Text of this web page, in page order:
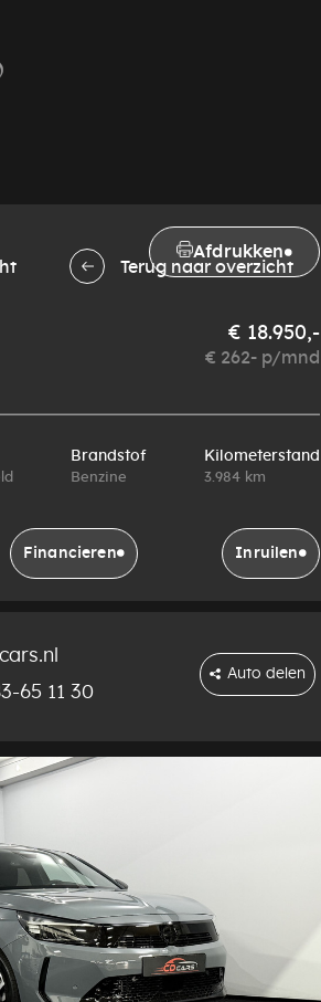
Terug naar overzicht
Afdrukken
€ 18.950,-
€ 262- p/mnd
Brandstof
Benzine
Kilometerstand
3.984 km
Financieren Inruilen
65 11 30
Auto delen